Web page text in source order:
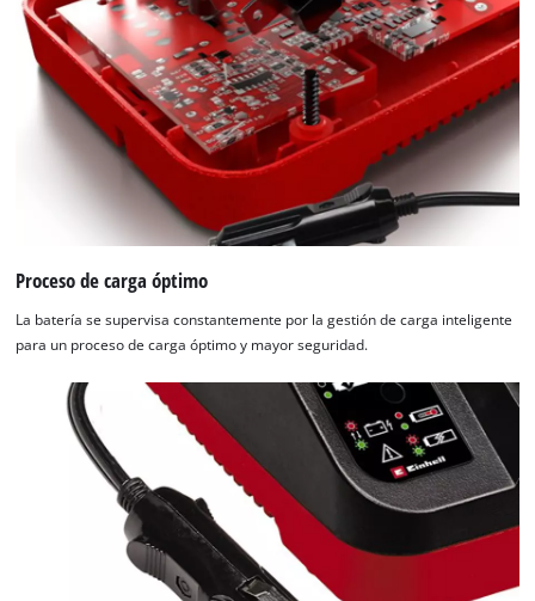
Proceso de carga óptimo
La batería se supervisa constantemente por la gestión de carga inteligente
para un proceso de carga óptimo y mayor seguridad.